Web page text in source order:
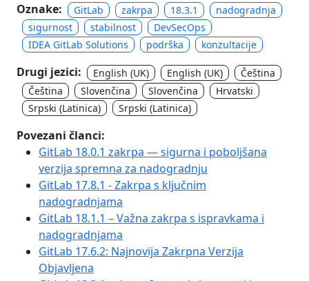
Oznake: GitLab zakrpa 18.3.1
nadogradnja
sigurnost
stabilnost
DevSecOps
IDEA GitLab Solutions
podrška konzultacije
Drugi jezici: English (UK) English (UK)
Čeština
Čeština
Slovenčina Slovenčina
Hrvatski
Srpski (Latinica)
Srpski (Latinica)
Povezani članci:
GitLab 18.0.1 zakrpa — sigurna i poboljšana
verzija spremna za nadogradnju
GitLab 17.8.1 - Zakrpa s ključnim
nadogradnjama
GitLab 18.1.1 – Važna zakrpa s ispravkama i
nadogradnjama
GitLab 17.6.2: Najnovija Zakrpna Verzija
Objavljena